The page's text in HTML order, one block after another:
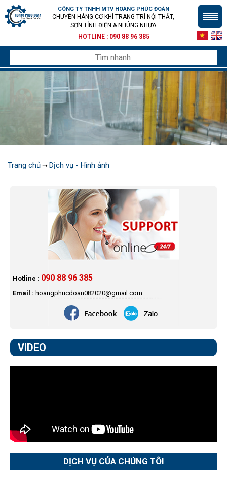
CÔNG TY TNHH MTV HOÀNG PHÚC ĐOÀN
CHUYÊN HÀNG CƠ KHÍ TRANG TRÍ NỘI THẤT,
SƠN TỈNH ĐIỆN & NHÚNG NHỰA
HOTLINE : 090 88 96 385
Trang chủ ➝ Dịch vụ - Hình ảnh
Hotline : 090 88 96 385
Email : hoangphucdoan082020@gmail.com
VIDEO
DỊCH VỤ CỦA CHÚNG TÔI